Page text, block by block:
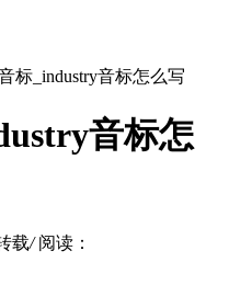
标_industry音标怎么写
音标怎
载/ 阅读：